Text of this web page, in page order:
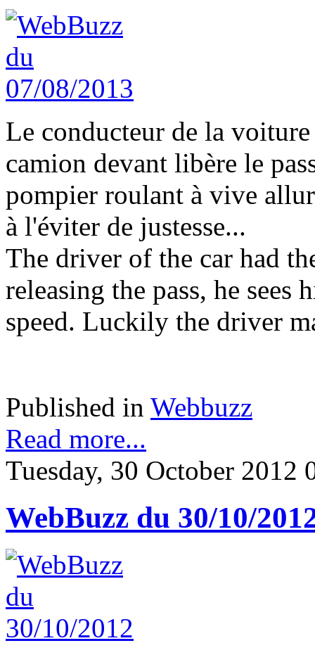
Le conducteur de la
camion devant libère le
pompier roulant à vive
à l'éviter de justesse...
The driver of the car had
releasing the pass, he
speed. Luckily the driver
Published in Webbuzz
Read more...
Tuesday, 30 October 2012
WebBuzz du 30/10/